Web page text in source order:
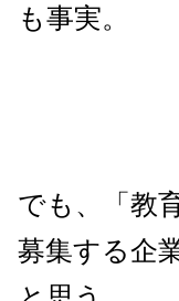
も事実。
でも、「教
募集する企